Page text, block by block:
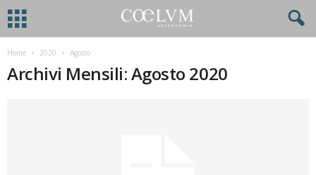
Home 2020 Agosto
Archivi Mensili: Agosto 2020